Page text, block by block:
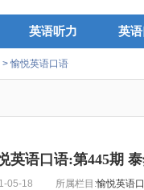
英语听力 英
>愉悦英语口语
英语口语:第445期
05-18 所属栏目:愉悦英语